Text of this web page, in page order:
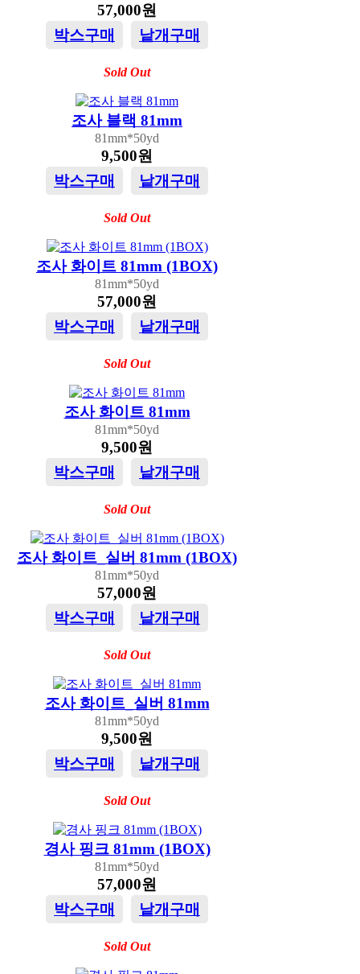
57,000원
박스구매
낱개구매
Sold Out
조사 블랙 81mm
81mm*50yd
9,500원
박스구매
낱개구매
Sold Out
조사 화이트 81mm (1BOX)
81mm*50yd
57,000원
박스구매
낱개구매
Sold Out
조사 화이트 81mm
81mm*50yd
9,500원
박스구매
낱개구매
Sold Out
조사 화이트_실버 81mm (1BOX)
81mm*50yd
57,000원
박스구매
낱개구매
Sold Out
조사 화이트_실버 81mm
81mm*50yd
9,500원
박스구매
낱개구매
Sold Out
경사 핑크 81mm (1BOX)
81mm*50yd
57,000원
박스구매
낱개구매
Sold Out